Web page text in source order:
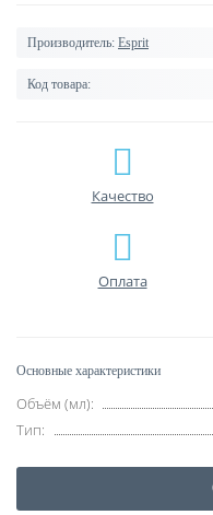
Производитель: Esprit
Код товара:
Качество
Оплата
Основные характеристики
Объём (мл):
Тип: